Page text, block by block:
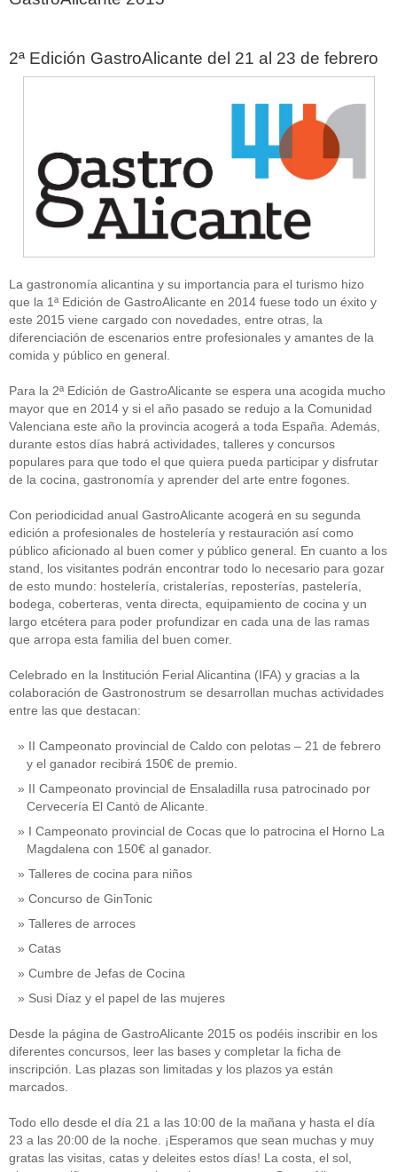
2ª Edición GastroAlicante del 21 al 23 de febrero
La gastronomía alicantina y su importancia para el turismo hizo
que la 1ª Edición de GastroAlicante en 2014 fuese todo un éxito y
este 2015 viene cargado con novedades, entre otras, la
diferenciación de escenarios entre profesionales y amantes de la
comida y público en general.
Para la 2ª Edición de GastroAlicante se espera una acogida mucho
mayor que en 2014 y si el año pasado se redujo a la Comunidad
Valenciana este año la provincia acogerá a toda España. Además,
durante estos días habrá actividades, talleres y concursos
populares para que todo el que quiera pueda participar y disfrutar
de la cocina, gastronomía y aprender del arte entre fogones.
Con periodicidad anual GastroAlicante acogerá en su segunda
edición a profesionales de hostelería y restauración así como
público aficionado al buen comer y público general. En cuanto a los
stand, los visitantes podrán encontrar todo lo necesario para gozar
de esto mundo: hostelería, cristalerías, reposterías, pastelería,
bodega, coberteras, venta directa, equipamiento de cocina y un
largo etcétera para poder profundizar en cada una de las ramas
que arropa esta familia del buen comer.
Celebrado en la Institución Ferial Alicantina (IFA) y gracias a la
colaboración de Gastronostrum se desarrollan muchas actividades
entre las que destacan:
II Campeonato provincial de Caldo con pelotas – 21 de febrero
y el ganador recibirá 150€ de premio.
II Campeonato provincial de Ensaladilla rusa patrocinado por
Cervecería El Cantó de Alicante.
I Campeonato provincial de Cocas que lo patrocina el Horno La
Magdalena con 150€ al ganador.
Talleres de cocina para niños
Concurso de GinTonic
Talleres de arroces
Catas
Cumbre de Jefas de Cocina
Susi Díaz y el papel de las mujeres
Desde la página de GastroAlicante 2015 os podéis inscribir en los
diferentes concursos, leer las bases y completar la ficha de
inscripción. Las plazas son limitadas y los plazos ya están
marcados.
Todo ello desde el día 21 a las 10:00 de la mañana y hasta el día
23 a las 20:00 de la noche. ¡Esperamos que sean muchas y muy
gratas las visitas, catas y deleites estos días! La costa, el sol,